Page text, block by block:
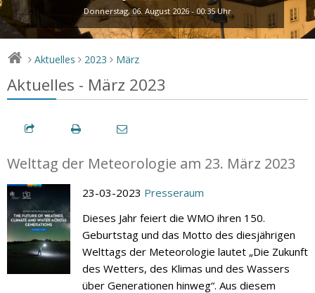
Donnerstag, 06. August 2026 - 00:35 Uhr
> Aktuelles > 2023 > März
Aktuelles - März 2023
Welttag der Meteorologie am 23. März 2023
23-03-2023 Presseraum
Dieses Jahr feiert die WMO ihren 150.
Geburtstag und das Motto des diesjährigen
Welttags der Meteorologie lautet „Die Zukunft
des Wetters, des Klimas und des Wassers
über Generationen hinweg“. Aus diesem